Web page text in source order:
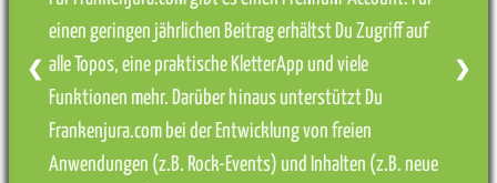
einen geringen jährlichen Beitrag erhältst Du Zugriff auf
alle Topos, eine praktische KletterApp und viele
Funktionen mehr. Darüber hinaus unterstützt Du
Frankenjura.com bei der Entwicklung von freien
Anwendungen (z.B. Rock-Events) und Inhalten (z.B. neue
❮ ❯